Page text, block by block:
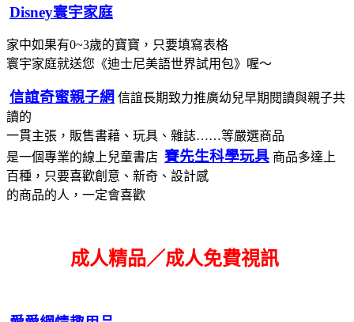
Disney寰宇家庭
家中如果有0~3歲的寶寶，只要填寫表格
寰宇家庭就送您《迪士尼美語世界試用包》喔～
信誼奇蜜親子網 信誼長期致力推廣幼兒早期閱讀與親子共
讀的
一貫主張，販售書藉、玩具、雜誌……等嚴選商品
是一個專業的線上兒童書店 賽先生科學玩具 商品多達上
百種，只要喜歡創意、新奇、設計感
的商品的人，一定會喜歡
成人精品／成人免費視訊